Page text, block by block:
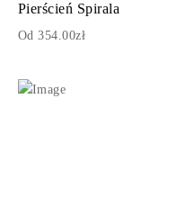
Pierścień Spirala
Od 354.00zł